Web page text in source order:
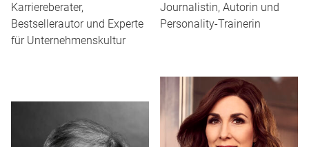
Karriereberater,
Bestsellerautor und Experte
für Unternehmenskultur
Journalistin, Autorin und
Personality-Trainerin